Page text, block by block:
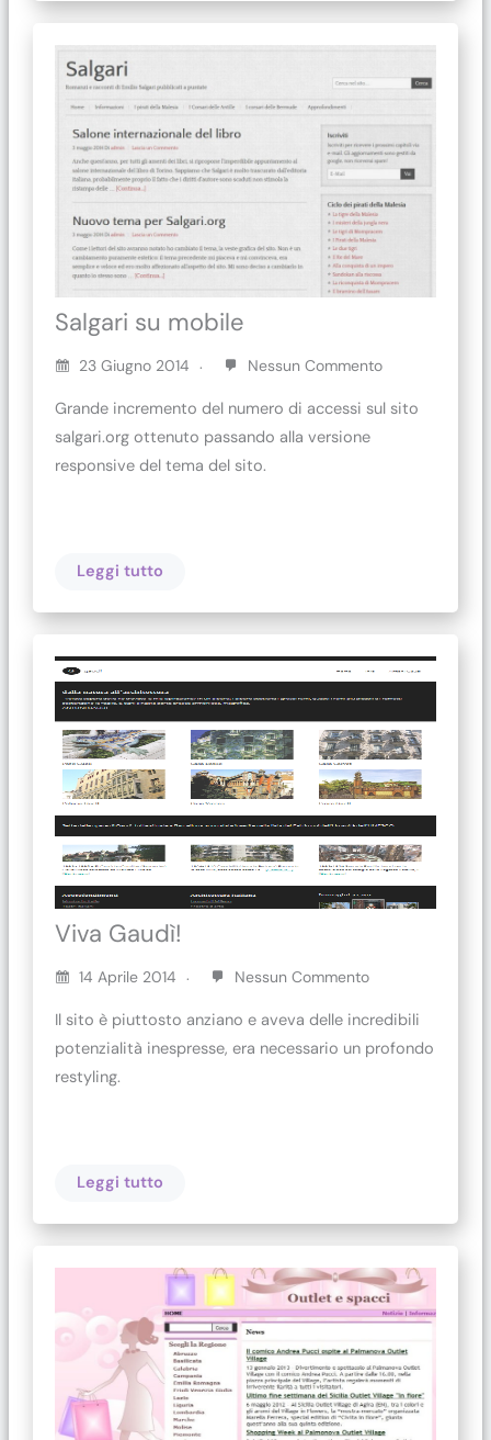
Salgari su mobile
23 Giugno 2014 Nessun Commento
Grande incremento del numero di accessi sul sito
salgari.org ottenuto passando alla versione
responsive del tema del sito.
Leggi tutto
Viva Gaudì!
14 Aprile 2014 Nessun Commento
Il sito è piuttosto anziano e aveva delle incredibili
potenzialità inespresse, era necessario un profondo
restyling.
Leggi tutto